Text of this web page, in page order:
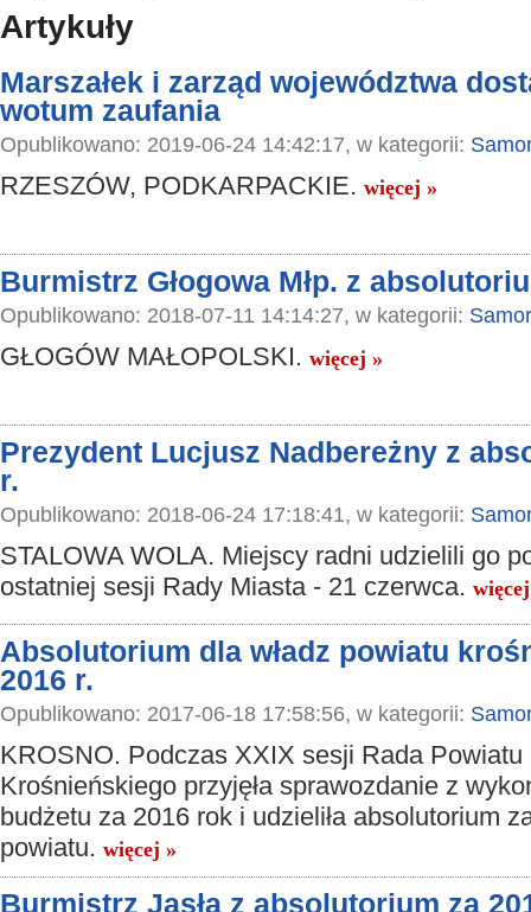
Artykuły
Marszałek i zarząd województwa
wotum zaufania
Opublikowano: 2019-06-24 14:42:17, w kategorii:
RZESZÓW, PODKARPACKIE. więcej »
Burmistrz Głogowa Młp. z
Opublikowano: 2018-07-11 14:14:27, w kategorii:
GŁOGÓW MAŁOPOLSKI. więcej »
Prezydent Lucjusz Nadbereżny z
r.
Opublikowano: 2018-06-24 17:18:41, w kategorii:
STALOWA WOLA. Miejscy radni udzielili go
ostatniej sesji Rady Miasta - 21 czerwca.
Absolutorium dla władz powiatu
2016 r.
Opublikowano: 2017-06-18 17:58:56, w kategorii:
KROSNO. Podczas XXIX sesji Rada Powiatu
Krośnieńskiego przyjęła sprawozdanie z
budżetu za 2016 rok i udzieliła absolutorium
powiatu. więcej »
Burmistrz Jasła z absolutorium za